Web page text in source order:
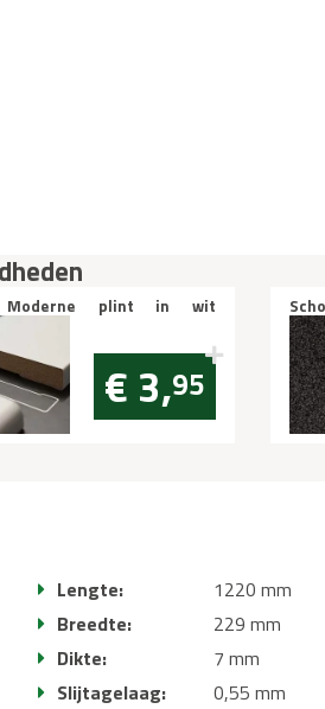
Moderne plint in wit
Gelakt 70x12mm
per m1
€ 3,95
Lengte:
1220 mm
Breedte:
229 mm
Dikte:
7 mm
Slijtagelaag:
0,55 mm